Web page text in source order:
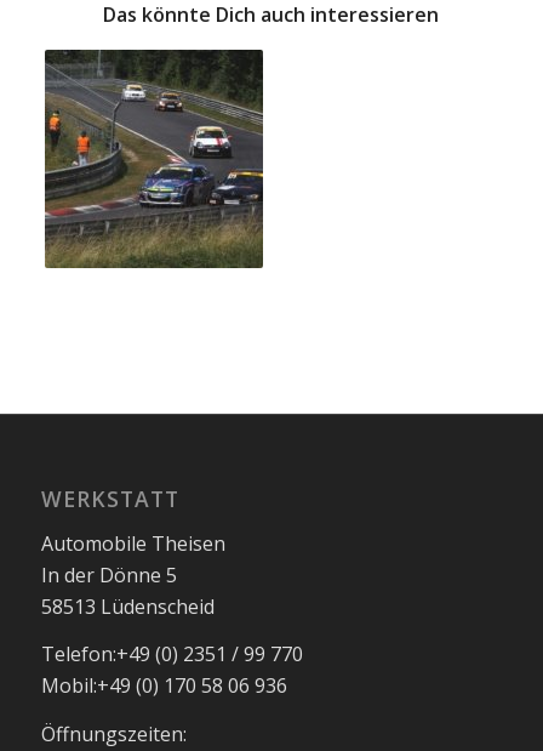
Das könnte Dich auch interessieren
WERKSTATT
Automobile Theisen
In der Dönne 5
58513 Lüdenscheid
Telefon:+49 (0) 2351 / 99 770
Mobil:+49 (0) 170 58 06 936
Öffnungszeiten: